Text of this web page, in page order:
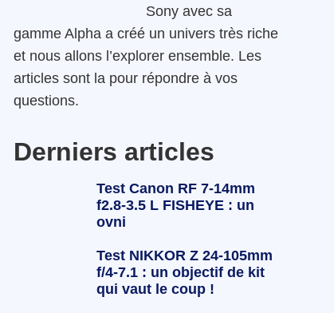
Sony avec sa
gamme Alpha a créé un univers très riche
et nous allons l’explorer ensemble. Les
articles sont la pour répondre à vos
questions.
Derniers articles
Test Canon RF 7-14mm
f2.8-3.5 L FISHEYE : un
ovni
Test NIKKOR Z 24-105mm
f/4-7.1 : un objectif de kit
qui vaut le coup !